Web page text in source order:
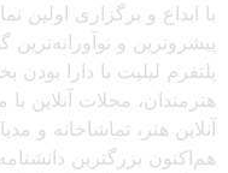
با ابداع و برگزاری اولین
پیشروترین و
پلتفرم لیلیت با دارا
هنرمندان، مجلات آنلاین
آنلاین هنر، تماشاخانه و
هم‌اکنون بزرگترین